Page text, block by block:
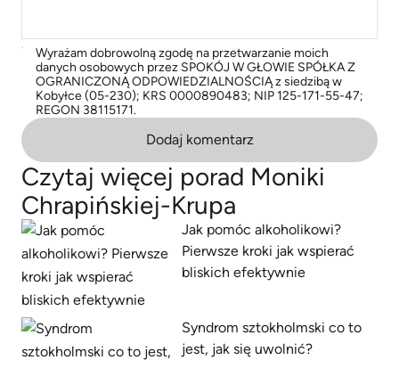
Wyrażam dobrowolną zgodę na przetwarzanie moich
danych osobowych przez SPOKÓJ W GŁOWIE SPÓŁKA Z
OGRANICZONĄ ODPOWIEDZIALNOŚCIĄ z siedzibą w
Kobyłce (05-230); KRS 0000890483; NIP 125-171-55-47;
REGON 38115171.
Dodaj komentarz
Czytaj więcej porad Moniki
Chrapińskiej-Krupa
Jak pomóc alkoholikowi?
Pierwsze kroki jak wspierać
bliskich efektywnie
Syndrom sztokholmski co to
jest, jak się uwolnić?